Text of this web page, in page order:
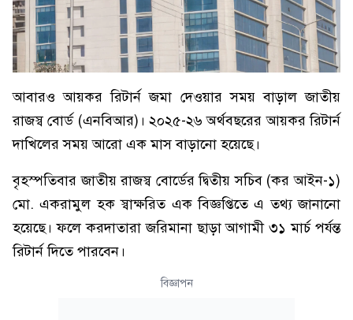
আবারও আয়কর রিটার্ন জমা দেওয়ার সময় বাড়াল জাতীয়
রাজস্ব বোর্ড (এনবিআর)। ২০২৫-২৬ অর্থবছরের আয়কর রিটার্ন
দাখিলের সময় আরো এক মাস বাড়ানো হয়েছে।
বৃহস্পতিবার জাতীয় রাজস্ব বোর্ডের দ্বিতীয় সচিব (কর আইন-১)
মো. একরামুল হক স্বাক্ষরিত এক বিজ্ঞপ্তিতে এ তথ্য জানানো
হয়েছে। ফলে করদাতারা জরিমানা ছাড়া আগামী ৩১ মার্চ পর্যন্ত
রিটার্ন দিতে পারবেন।
বিজ্ঞাপন